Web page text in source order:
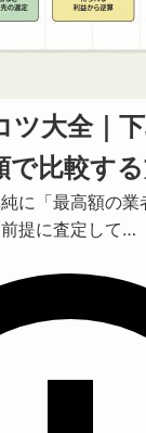
大全｜
で比較す
に「最高額の
提に査定して…